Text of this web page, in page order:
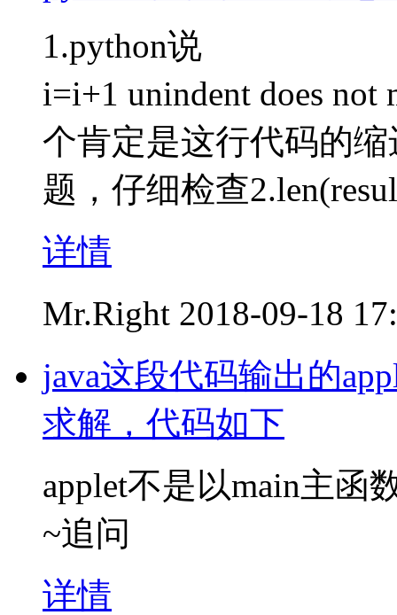
1.python说
i=i+1 unindent does not
个肯定是这行代码的
题，仔细检查
详情
Mr.Right 2018-09-18
java这段代码输出的
求解，代码如下
applet不是以main主函
~追问
详情